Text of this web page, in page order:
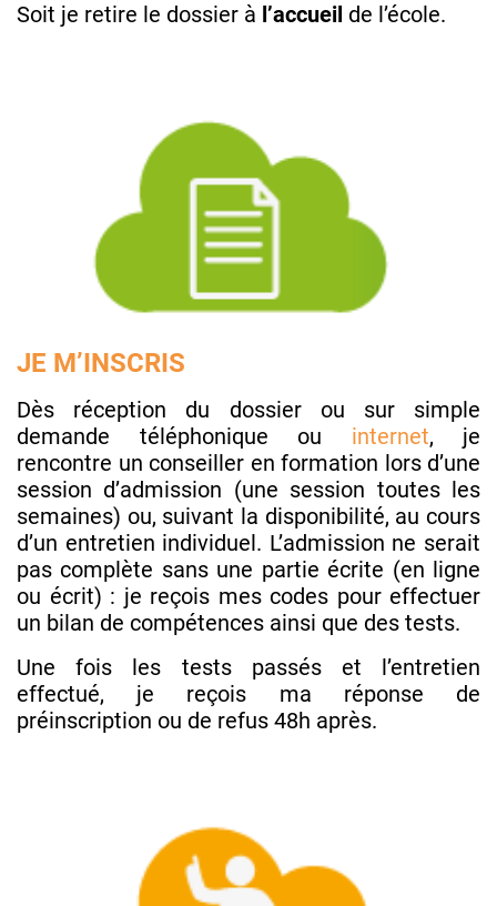
Soit je retire le dossier à l’accueil de l’école.
JE M’INSCRIS
Dès réception du dossier ou sur simple
demande téléphonique ou internet, je
rencontre un conseiller en formation lors d’une
session d’admission (une session toutes les
semaines) ou, suivant la disponibilité, au cours
d’un entretien individuel. L’admission ne serait
pas complète sans une partie écrite (en ligne
ou écrit) : je reçois mes codes pour effectuer
un bilan de compétences ainsi que des tests.
Une fois les tests passés et l’entretien
effectué, je reçois ma réponse de
préinscription ou de refus 48h après.